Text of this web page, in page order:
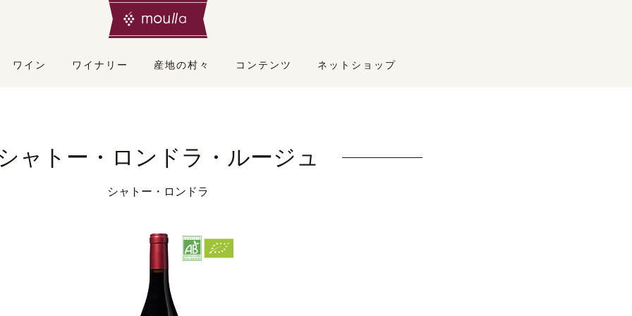
ワイン ワイナリー 産地の村々 コンテンツ ネットショップ
ャトー・ロンドラ・ルージュ
シャトー・ロンドラ